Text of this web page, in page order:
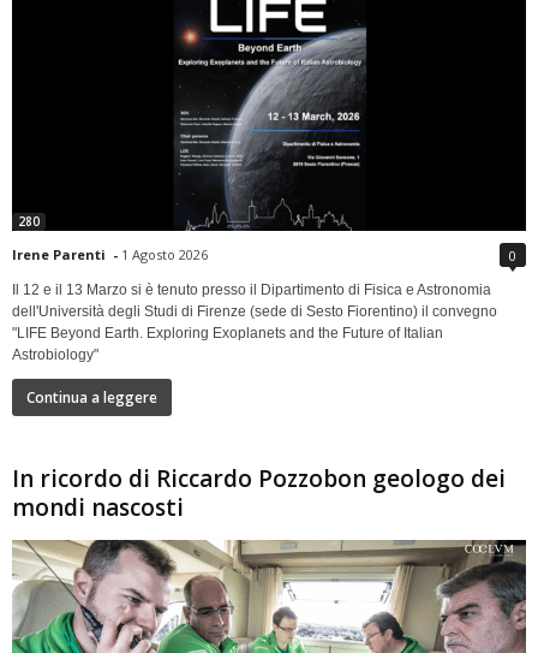
280
Irene Parenti - 1 Agosto 2026 0
Il 12 e il 13 Marzo si è tenuto presso il Dipartimento di Fisica e Astronomia
dell'Università degli Studi di Firenze (sede di Sesto Fiorentino) il convegno
"LIFE Beyond Earth. Exploring Exoplanets and the Future of Italian
Astrobiology"
Continua a leggere
In ricordo di Riccardo Pozzobon geologo dei
mondi nascosti